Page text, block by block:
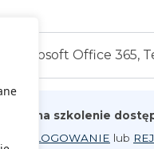
Microsoft Office 365,
Zapis na szkolenie
LOGOWANIE lub